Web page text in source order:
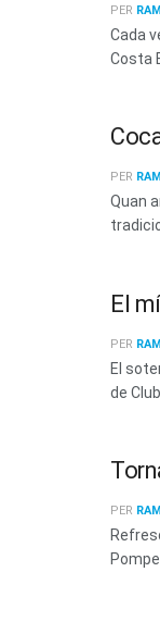
PER
Cada
Costa
PER
Quan
El
PER
El
de
PER